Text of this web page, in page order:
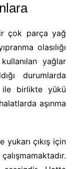
çok parça yağ
olasılığı
yağlar
durumlarda
ile birlikte yükü
aşınma
çıkış için